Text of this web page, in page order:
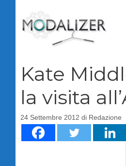
contenuto
Kate
la visita
24 Settembre 2012 di Redazione